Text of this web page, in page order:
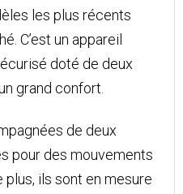
les plus récents
C’est un appareil
doté de deux
grand confort.
de deux
pour des mouvements
plus, ils sont en mesure